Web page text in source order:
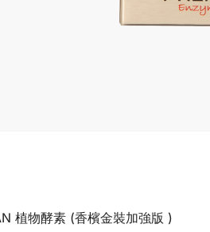
植物酵素 (香檳金裝加強版 )